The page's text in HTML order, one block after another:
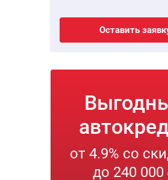
Оставить
от 4.9% со
до 240 000